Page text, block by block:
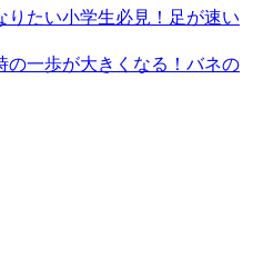
りたい小学生必見！足が速い
の一歩が大きくなる！バネの